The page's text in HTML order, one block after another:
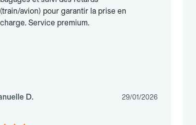
(train/avion) pour garantir la prise en
charge. Service premium.
D. 29/01/2026